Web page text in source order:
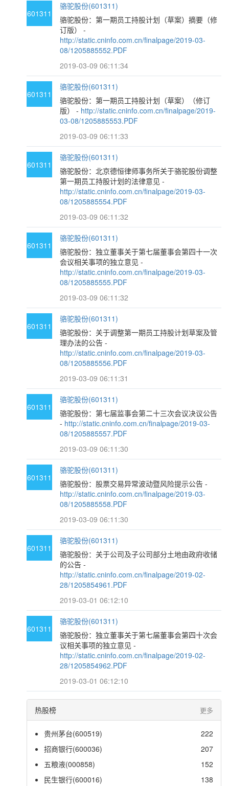
601311
骆驼股份(601311)
骆驼股份：第一期员工持股计划（草案）摘要（修
订版） -
http://static.cninfo.com.cn/finalpage/2019-03-
08/1205885552.PDF
2019-03-09 06:11:34
601311
骆驼股份(601311)
骆驼股份：第一期员工持股计划（草案）（修订
版） - http://static.cninfo.com.cn/finalpage/2019-
03-08/1205885553.PDF
2019-03-09 06:11:33
601311
骆驼股份(601311)
骆驼股份：北京德恒律师事务所关于骆驼股份调整
第一期员工持股计划的法律意见 -
http://static.cninfo.com.cn/finalpage/2019-03-
08/1205885554.PDF
2019-03-09 06:11:32
601311
骆驼股份(601311)
骆驼股份：独立董事关于第七届董事会第四十一次
会议相关事项的独立意见 -
http://static.cninfo.com.cn/finalpage/2019-03-
08/1205885555.PDF
2019-03-09 06:11:32
601311
骆驼股份(601311)
骆驼股份：关于调整第一期员工持股计划草案及管
理办法的公告 -
http://static.cninfo.com.cn/finalpage/2019-03-
08/1205885556.PDF
2019-03-09 06:11:31
601311
骆驼股份(601311)
骆驼股份：第七届监事会第二十三次会议决议公告
- http://static.cninfo.com.cn/finalpage/2019-03-
08/1205885557.PDF
2019-03-09 06:11:30
601311
骆驼股份(601311)
骆驼股份：股票交易异常波动暨风险提示公告 -
http://static.cninfo.com.cn/finalpage/2019-03-
08/1205885558.PDF
2019-03-09 06:11:30
601311
骆驼股份(601311)
骆驼股份：关于公司及子公司部分土地由政府收储
的公告 -
http://static.cninfo.com.cn/finalpage/2019-02-
28/1205854961.PDF
2019-03-01 06:12:10
601311
骆驼股份(601311)
骆驼股份：独立董事关于第七届董事会第四十次会
议相关事项的独立意见 -
http://static.cninfo.com.cn/finalpage/2019-02-
28/1205854962.PDF
2019-03-01 06:12:10
热股榜 更多
贵州茅台(600519)
222
招商银行(600036)
207
五粮液(000858)
152
民生银行(600016)
138